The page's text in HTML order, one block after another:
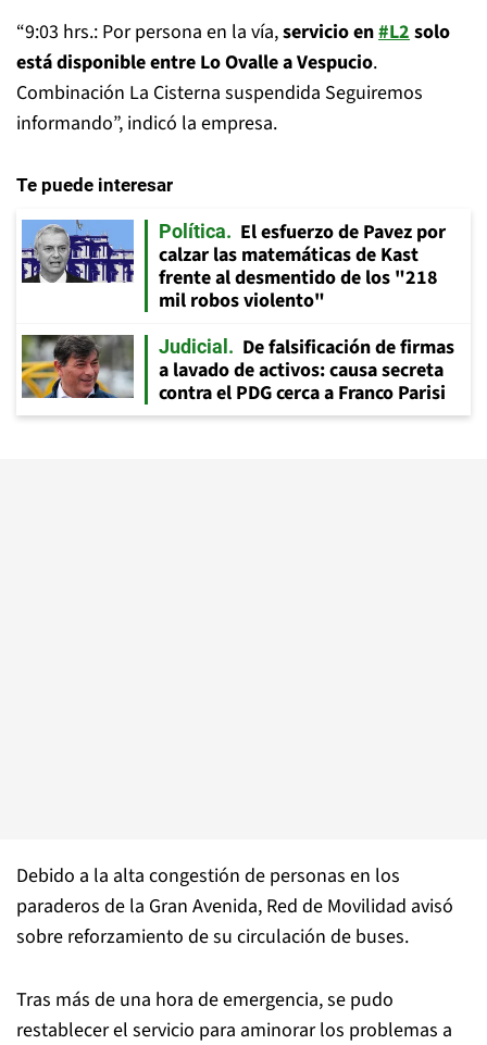
“9:03 hrs.: Por persona en la vía,servicio en#L2 solo
está disponible entre Lo Ovalle a Vespucio.
Combinación La Cisterna suspendida Seguiremos
informando”, indicó la empresa.
Te puede interesar
Política
El esfuerzo de Pavez por
calzar las matemáticas de Kast
frente al desmentido de los "218
mil robos violento"
Judicial
De falsificación de firmas
a lavado de activos: causa secreta
contra el PDG cerca a Franco Parisi
Debido a la alta congestión de personas en los
paraderos de la Gran Avenida, Red de Movilidad avisó
sobre reforzamiento de su circulación de buses.
Tras más de una hora de emergencia, se pudo
restablecer el servicio para aminorar los problemas a